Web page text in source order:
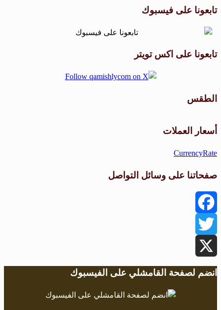
تابعونا على فيسبوك
تابعونا على اكس تويتر
الطقس
أسعار العملات
CurrencyRate
صفحاتنا على وسائل التواصل
Facebook
Twitter
X
انضم لصفحة القامشلي على الفيسبوك